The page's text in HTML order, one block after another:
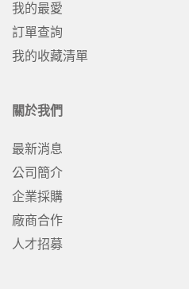
我的最愛
訂單查詢
我的收藏清單
關於我們
最新消息
公司簡介
企業採購
廠商合作
人才招募